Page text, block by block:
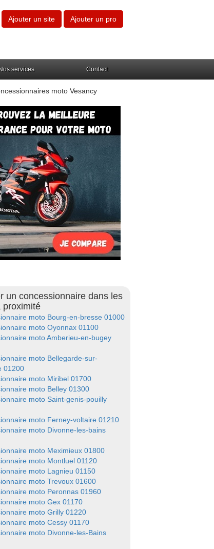
Ajouter un site Ajouter un pro
Nos services Contact
moto Vesancy
un concessionnaire dans les
proximité
moto Bourg-en-bresse 01000
moto Oyonnax 01100
moto Amberieu-en-bugey
moto Bellegarde-sur-
01200
moto Miribel 01700
moto Belley 01300
moto Saint-genis-pouilly
moto Ferney-voltaire 01210
moto Divonne-les-bains
moto Meximieux 01800
moto Montluel 01120
moto Lagnieu 01150
moto Trevoux 01600
moto Peronnas 01960
moto Gex 01170
moto Grilly 01220
moto Cessy 01170
moto Divonne-les-Bains